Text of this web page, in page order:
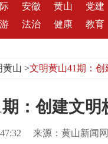
安徽 黄山 党建
法治 健康 教育
黄山 >文明黄山41期：创
：创建文明
来源：黄山新闻网